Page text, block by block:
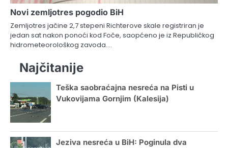
Novi zemljotres pogodio BiH
Zemljotres jačine 2,7 stepeni Richterove skale registriran je
jedan sat nakon ponoći kod Foče, saopćeno je iz Republičkog
hidrometeorološkog zavoda.…
Najčitanije
Teška saobraćajna nesreća na Pisti u
Vukovijama Gornjim (Kalesija)
Jeziva nesreća u BiH: Poginula dva